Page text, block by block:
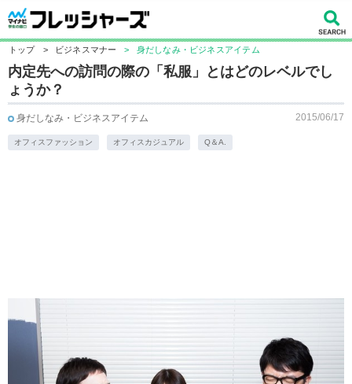
トップ > ビジネスマナー > 身だしなみ・ビジネスアイテム
内定先への訪問の際の「私服」とはどのレベルでし
ょうか？
身だしなみ・ビジネスアイテム 2015/06/17
オフィスファッション オフィスカジュアル Q＆A.